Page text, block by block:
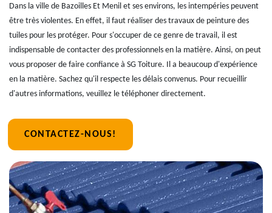
Dans la ville de Bazoilles Et Menil et ses environs, les intempéries peuvent
être très violentes. En effet, il faut réaliser des travaux de peinture des
tuiles pour les protéger. Pour s'occuper de ce genre de travail, il est
indispensable de contacter des professionnels en la matière. Ainsi, on peut
vous proposer de faire confiance à SG Toiture. Il a beaucoup d'expérience
en la matière. Sachez qu'il respecte les délais convenus. Pour recueillir
d'autres informations, veuillez le téléphoner directement.
CONTACTEZ-NOUS!